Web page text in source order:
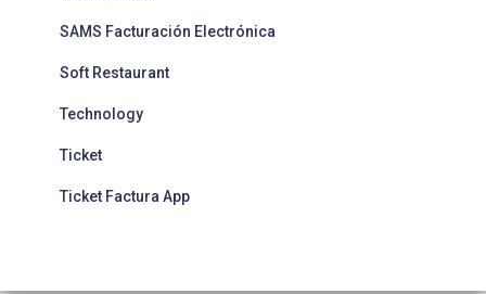
SAMS Facturación Electrónica
Soft Restaurant
Technology
Ticket
Ticket Factura App